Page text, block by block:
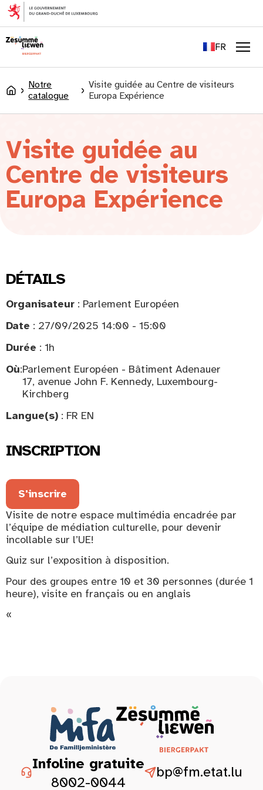
principal
FR
LU
Accueil
Notre
catalogue
Visite guidée au Centre de visiteurs
Europa Expérience
Visite guidée au
Centre de visiteurs
Europa Expérience
DÉTAILS
Organisateur : Parlement Européen
Date : 27/09/2025 14:00 - 15:00
Durée : 1h
Où:Parlement Européen - Bâtiment Adenauer
17, avenue John F. Kennedy, Luxembourg-
Kirchberg
Langue(s) : FR EN
INSCRIPTION
S'inscrire
Visite de notre espace multimédia encadrée par
l’équipe de médiation culturelle, pour devenir
incollable sur l’UE!
Quiz sur l’exposition à disposition.
Pour des groupes entre 10 et 30 personnes (durée 1
heure), visite en français ou en anglais
«
Infoline gratuite
8002-0044
bp@fm.etat.lu